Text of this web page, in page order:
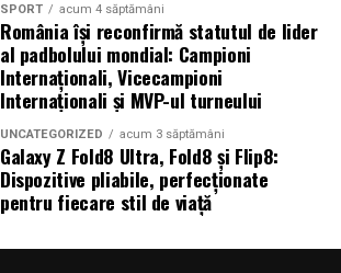
SPORT acum 4 săptămâni
România își reconfirmă statutul de lider
al padbolului mondial: Campioni
Internaționali, Vicecampioni
Internaționali și MVP-ul turneului
UNCATEGORIZED acum 3 săptămâni
Galaxy Z Fold8 Ultra, Fold8 și Flip8:
Dispozitive pliabile, perfecționate
pentru fiecare stil de viață